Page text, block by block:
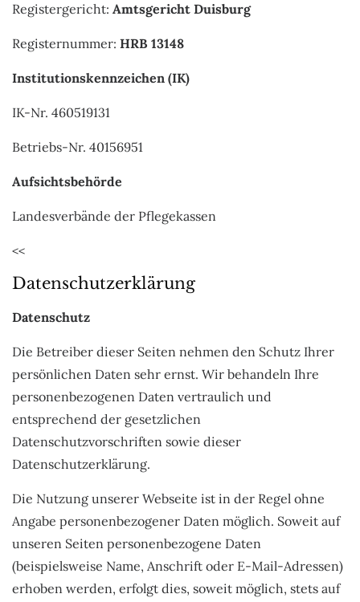
Registergericht: Amtsgericht Duisburg
Registernummer: HRB 13148
Institutionskennzeichen (IK)
IK-Nr. 460519131
Betriebs-Nr. 40156951
Aufsichtsbehörde
Landesverbände der Pflegekassen
<<
Datenschutzerklärung
Datenschutz
Die Betreiber dieser Seiten nehmen den Schutz Ihrer
persönlichen Daten sehr ernst. Wir behandeln Ihre
personenbezogenen Daten vertraulich und
entsprechend der gesetzlichen
Datenschutzvorschriften sowie dieser
Datenschutzerklärung.
Die Nutzung unserer Webseite ist in der Regel ohne
Angabe personenbezogener Daten möglich. Soweit auf
unseren Seiten personenbezogene Daten
(beispielsweise Name, Anschrift oder E-Mail-Adressen)
erhoben werden, erfolgt dies, soweit möglich, stets auf